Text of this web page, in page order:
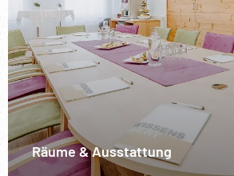
Räume & Ausstattung